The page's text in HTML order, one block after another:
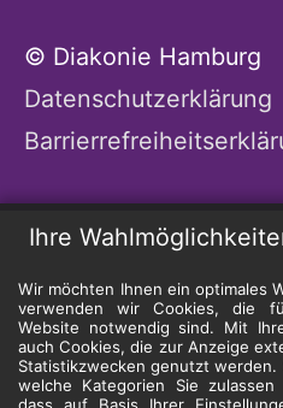
Ihre
Wir möchten Ihnen ein optimales
verwenden wir Cookies, die
Website notwendig sind. Mit
auch Cookies, die zur Anzeige
Statistikzwecken genutzt
welche Kategorien Sie
dass auf Basis Ihrer
© Diakonie Hamburg
Datenschutzerklärung